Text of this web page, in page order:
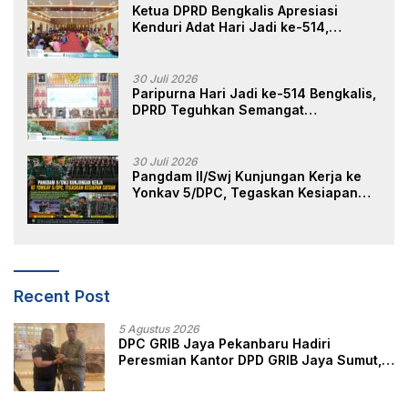
Ketua DPRD Bengkalis Apresiasi
Kenduri Adat Hari Jadi ke-514,
30 Juli 2026
Paripurna Hari Jadi ke-514 Bengkalis,
DPRD Teguhkan Semangat
30 Juli 2026
Pangdam II/Swj Kunjungan Kerja ke
Yonkav 5/DPC, Tegaskan Kesiapan
Recent Post
5 Agustus 2026
DPC GRIB Jaya Pekanbaru Hadiri
Peresmian Kantor DPD GRIB Jaya Sumut,